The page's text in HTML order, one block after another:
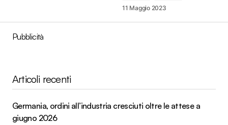
11 Maggio 2023
Pubblicità
Articoli recenti
Germania, ordini all’industria cresciuti oltre le attese a
giugno 2026